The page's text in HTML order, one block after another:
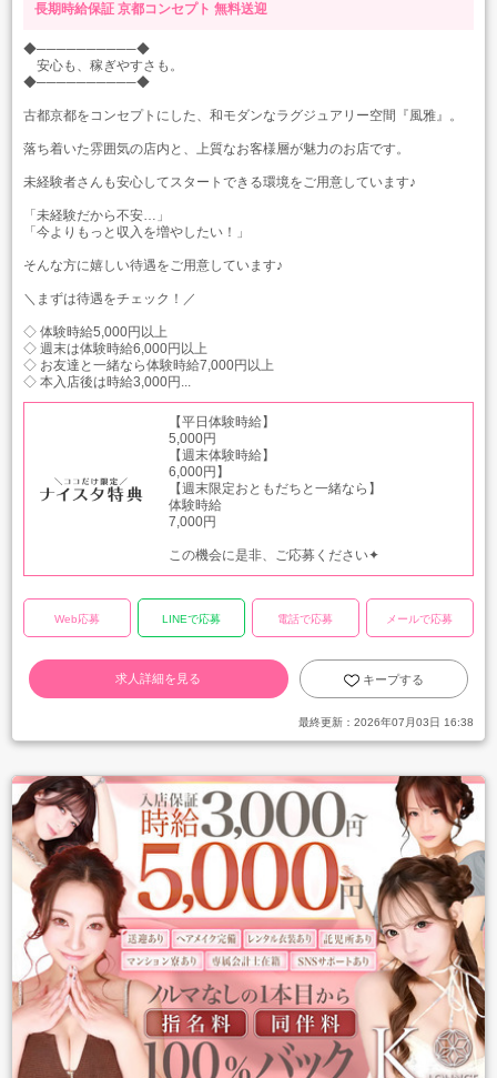
長期時給保証 京都コンセプト 無料送迎
◆──────────◆
安心も、稼ぎやすさも。
◆──────────◆
古都京都をコンセプトにした、和モダンなラグジュアリー空間『風雅』。
落ち着いた雰囲気の店内と、上質なお客様層が魅力のお店です。
未経験者さんも安心してスタートできる環境をご用意しています♪
「未経験だから不安…」
「今よりもっと収入を増やしたい！」
そんな方に嬉しい待遇をご用意しています♪
＼まずは待遇をチェック！／
◇ 体験時給5,000円以上
◇ 週末は体験時給6,000円以上
◇ お友達と一緒なら体験時給7,000円以上
◇ 本入店後は時給3,000円...
【平日体験時給】
5,000円
【週末体験時給】
6,000円】
【週末限定おともだちと一緒なら】
体験時給
7,000円
この機会に是非、ご応募ください✦
Web応募 LINEで応募 電話で応募 メールで応募
求人詳細を見る キープする
最終更新： 2026年07月03日 16:38